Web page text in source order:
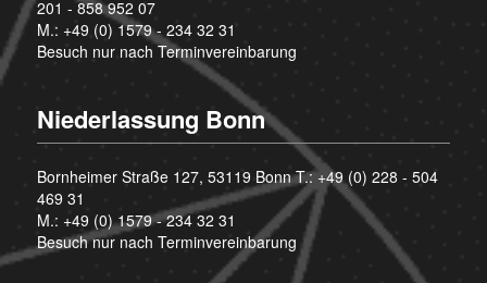
201 - 858 952 07
M.: +49 (0) 1579 - 234 32 31
Besuch nur nach Terminvereinbarung
Niederlassung Bonn
Bornheimer Straße 127, 53119 Bonn T.:+49 (0) 228 - 504
469 31
M.: +49 (0) 1579 - 234 32 31
Besuch nur nach Terminvereinbarung